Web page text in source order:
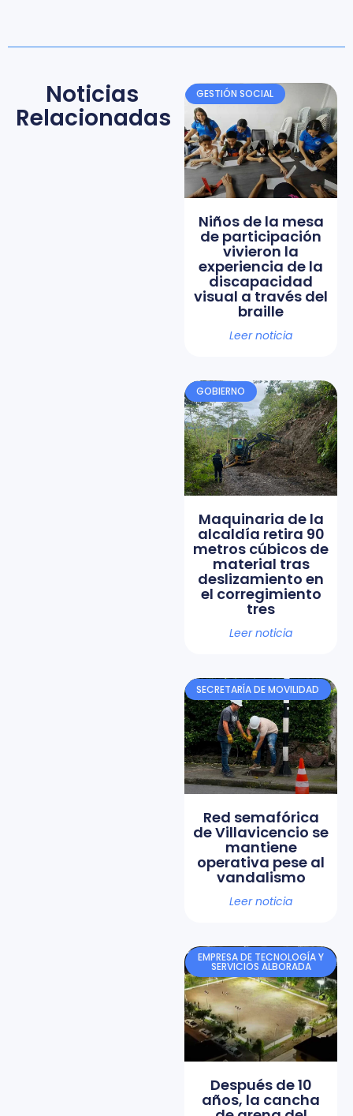
Noticias
Relacionadas
GESTIÓN SOCIAL
Niños de la mesa
de participación
vivieron la
experiencia de la
discapacidad
visual a través del
braille
Leer noticia
GOBIERNO
Maquinaria de la
alcaldía retira 90
metros cúbicos de
material tras
deslizamiento en
el corregimiento
tres
Leer noticia
SECRETARÍA DE MOVILIDAD
Red semafórica
de Villavicencio se
mantiene
operativa pese al
vandalismo
Leer noticia
EMPRESA DE TECNOLOGÍA Y
SERVICIOS ALBORADA
Después de 10
años, la cancha